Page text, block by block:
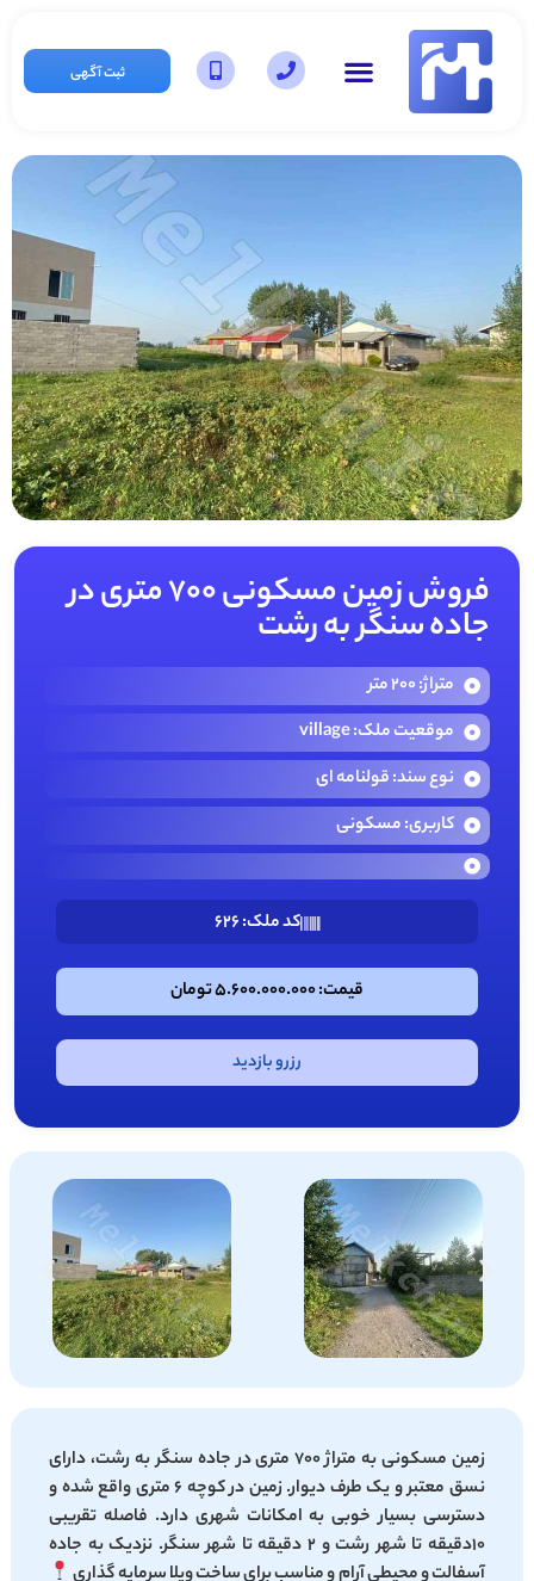
ثبت آگهی
فروش زمین مسکونی 700 متری در
جاده سنگر به رشت
متراژ: 200 متر
موقعیت ملک: village
نوع سند: قولنامه ای
کاربری: مسکونی
کد ملک: 626
قیمت: 5.600.000.000 تومان
رزرو بازدید
زمین مسکونی به متراژ 700 متری در جاده سنگر به رشت، دارای
نسق معتبر و یک طرف دیوار. زمین در کوچه ۶ متری واقع شده و
دسترسی بسیار خوبی به امکانات شهری دارد. فاصله تقریبی
10دقیقه تا شهر رشت و 2 دقیقه تا شهر سنگر. نزدیک به جاده
آسفالت و محیطی آرام و مناسب برای ساخت ویلا سرمایه گذاری